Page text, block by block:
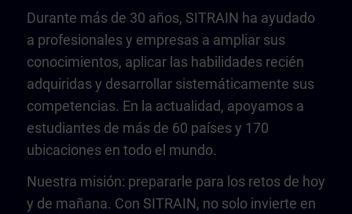
Durante más de 30 años, SITRAIN ha ayudado
a profesionales y empresas a ampliar sus
conocimientos, aplicar las habilidades recién
adquiridas y desarrollar sistemáticamente sus
competencias. En la actualidad, apoyamos a
estudiantes de más de 60 países y 170
ubicaciones en todo el mundo.
Nuestra misión: prepararle para los retos de hoy
y de mañana. Con SITRAIN, no solo invierte en